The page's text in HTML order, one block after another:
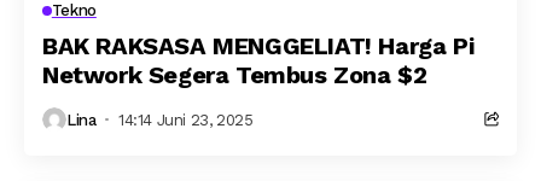
Tekno
BAK RAKSASA MENGGELIAT! Harga Pi
Network Segera Tembus Zona $2
Lina 14:14 Juni 23, 2025